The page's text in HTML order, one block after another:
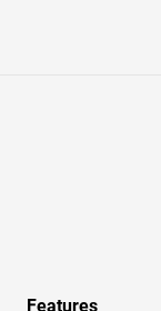
Features